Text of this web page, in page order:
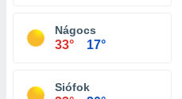
Nágocs
33° 17°
Siófok